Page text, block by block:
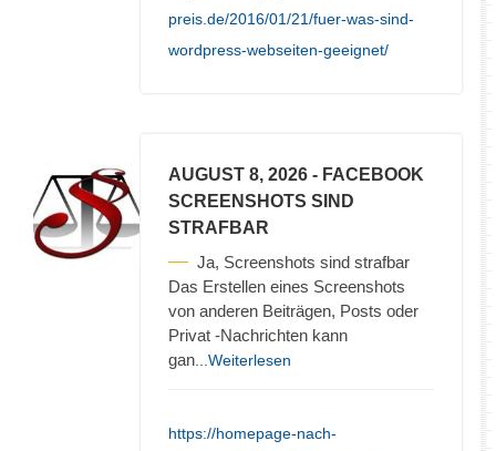
preis.de/2016/01/21/fuer-was-sind-
wordpress-webseiten-geeignet/
AUGUST 8, 2026 - FACEBOOK
SCREENSHOTS SIND
STRAFBAR
Ja, Screenshots sind strafbar
Das Erstellen eines Screenshots
von anderen Beiträgen, Posts oder
Privat -Nachrichten kann
gan ...Weiterlesen
https://homepage-nach-